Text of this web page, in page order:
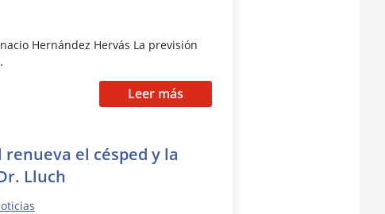
Hernández Hervás La previsión
Leer más
el césped y la
Lluch